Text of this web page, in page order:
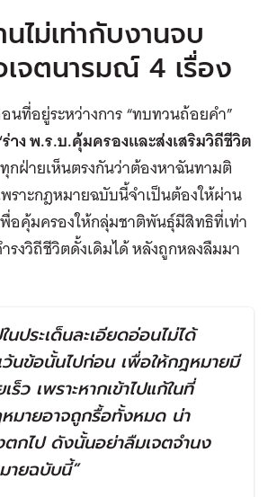
ไม่เท่ากับงานจบ
จตนารมณ์ 4 เรื่อง
นที่อยู่ระหว่างการ “ทบทวนถ้อยคำ”
ร่าง พ.ร.บ.คุ้มครองและส่งเสริมวิถีชีวิต
ทุกฝ่ายเห็นตรงกันว่าต้องหาฉันทามติ
พราะกฎหมายฉบับนี้จำเป็นต้องให้ผ่าน
อคุ้มครองให้กลุ่มชาติพันธุ์มีสิทธิที่เท่า
รงวิถีชีวิตดั้งเดิมได้ หลังถูกหลงลืมมา
นประเด็นละเอียดอ่อนไม่ได้
ว้นข้อนั้นไปก่อน เพื่อให้กฎหมายมี
ว เพราะหากเข้าไปแก้ในที่
มายอาจถูกรื้อทั้งหมด น่า
กไป ดังนั้นอย่าลืมเจตจำนง
ายฉบับนี้”